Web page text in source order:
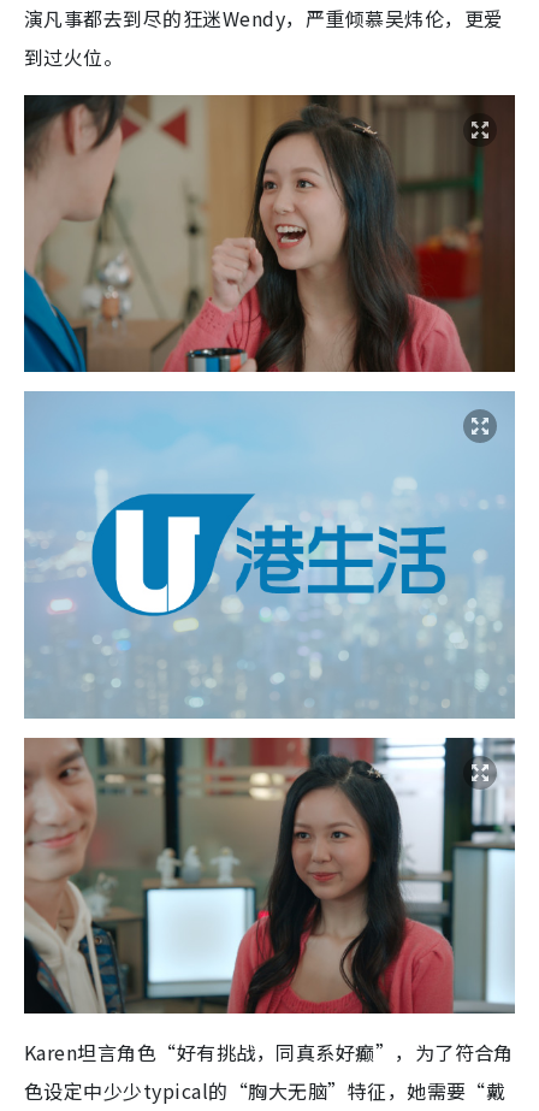
演凡事都去到尽的狂迷Wendy，严重倾慕吴炜伦，更爱
到过火位。
Karen坦言角色“好有挑战，同真系好癫”，为了符合角
色设定中少少typical的“胸大无脑”特征，她需要“戴